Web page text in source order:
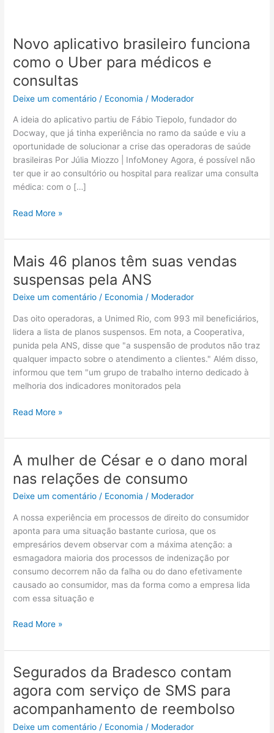
Novo aplicativo brasileiro funciona
como o Uber para médicos e
consultas
Deixe um comentário / Economia / Moderador
A ideia do aplicativo partiu de Fábio Tiepolo, fundador do
Docway, que já tinha experiência no ramo da saúde e viu a
oportunidade de solucionar a crise das operadoras de saúde
brasileiras Por Júlia Miozzo | InfoMoney Agora, é possível não
ter que ir ao consultório ou hospital para realizar uma consulta
médica: com o […]
Novo
brasileiro
funciona
como
Uber
para
médicos
e
consultas
Read More »
Mais 46 planos têm suas vendas
suspensas pela ANS
Deixe um comentário / Economia / Moderador
Das oito operadoras, a Unimed Rio, com 993 mil beneficiários,
lidera a lista de planos suspensos. Em nota, a Cooperativa,
punida pela ANS, disse que "a suspensão de produtos não traz
qualquer impacto sobre o atendimento a clientes." Além disso,
informou que tem "um grupo de trabalho interno dedicado à
melhoria dos indicadores monitorados pela
Mais
planos
têm
pela
ANS
Read More »
A mulher de César e o dano moral
nas relações de consumo
Deixe um comentário / Economia / Moderador
A nossa experiência em processos de direito do consumidor
aponta para uma situação bastante curiosa, que os
empresários devem observar com a máxima atenção: a
esmagadora maioria dos processos de indenização por
consumo decorrem não da falha ou do dano efetivamente
causado ao consumidor, mas da forma como a empresa lida
com essa situação e
A
de
César
dano
moral
Read More »
Segurados da Bradesco contam
agora com serviço de SMS para
acompanhamento de reembolso
Deixe um comentário / Economia / Moderador
Segurados
Bradesco
contam
agora